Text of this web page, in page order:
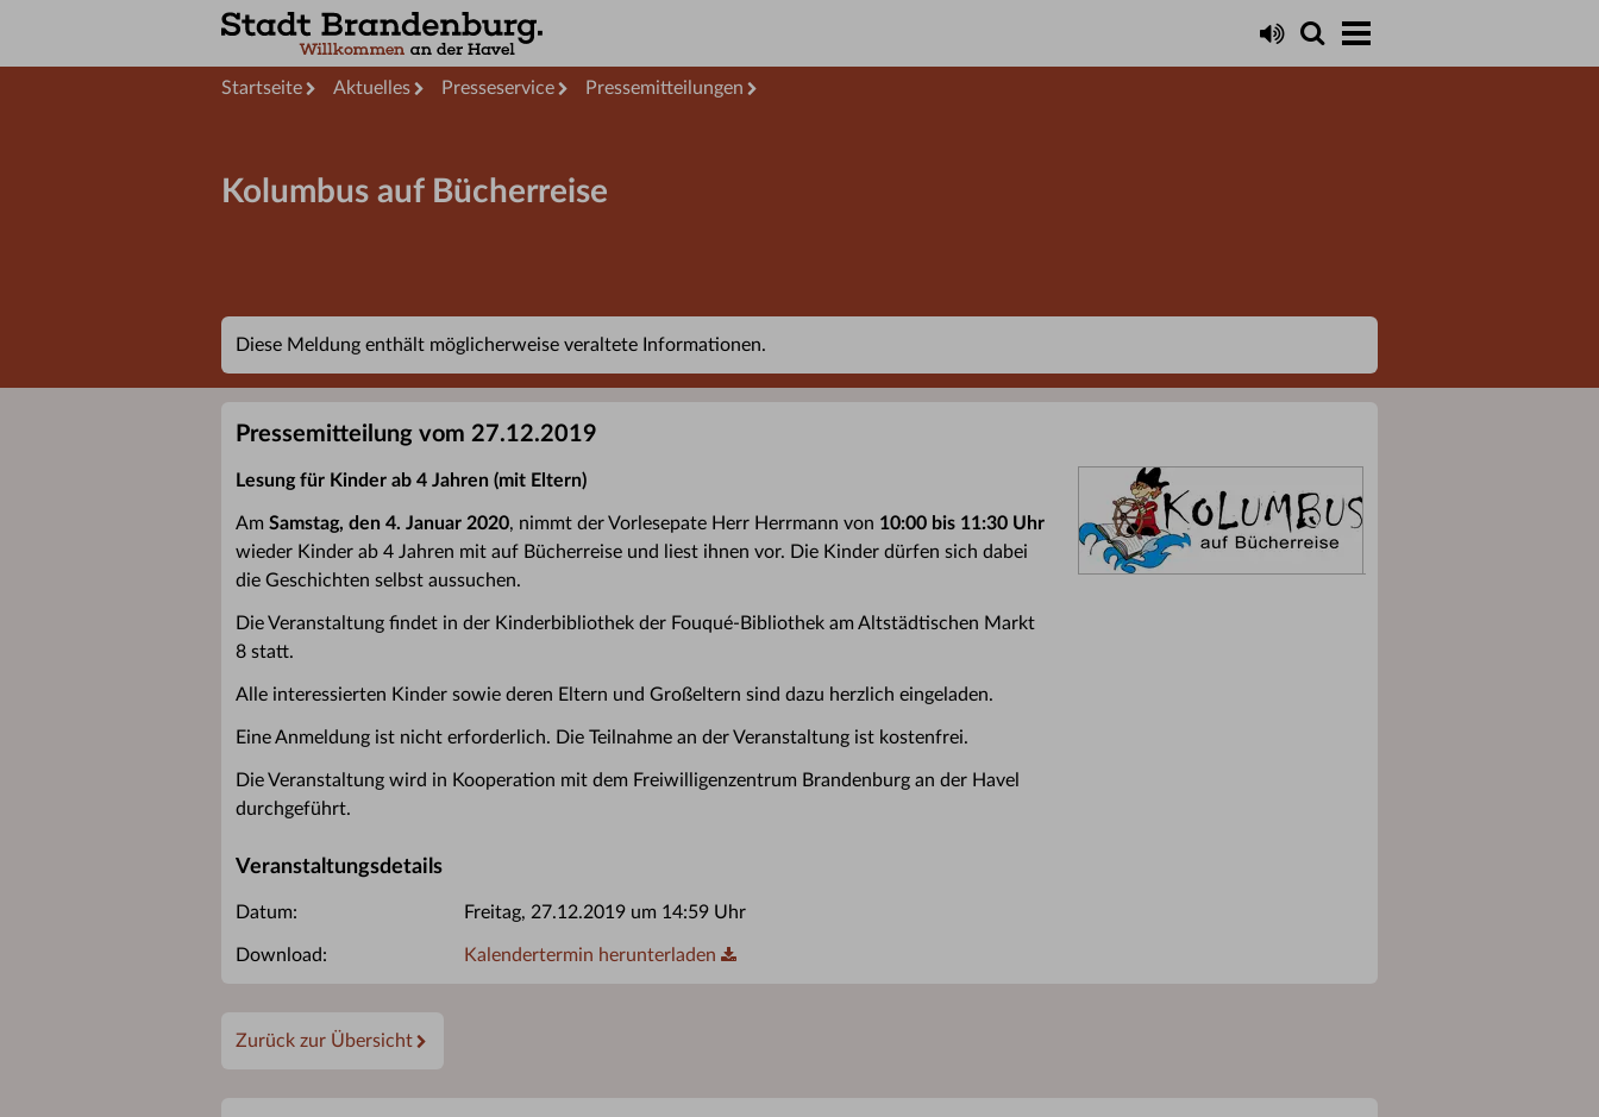
Startseite Aktuelles Presseservice Pressemitteilungen
Kolumbus auf Bücherreise
Diese Meldung enthält möglicherweise veraltete Informationen.
Pressemitteilung vom 27.12.2019
Lesung für Kinder ab 4 Jahren (mit Eltern)
Am Samstag, den 4. Januar 2020, nimmt der Vorlesepate Herr Herrmann von 10:00 bis 11:30 Uhr
wieder Kinder ab 4 Jahren mit auf Bücherreise und liest ihnen vor. Die Kinder dürfen sich dabei
die Geschichten selbst aussuchen.
Die Veranstaltung findet in der Kinderbibliothek der Fouqué-Bibliothek am Altstädtischen Markt
8 statt.
Alle interessierten Kinder sowie deren Eltern und Großeltern sind dazu herzlich eingeladen.
Eine Anmeldung ist nicht erforderlich. Die Teilnahme an der Veranstaltung ist kostenfrei.
Die Veranstaltung wird in Kooperation mit dem Freiwilligenzentrum Brandenburg an der Havel
durchgeführt.
Veranstaltungsdetails
Datum: Freitag, 27.12.2019 um 14:59 Uhr
Download: Kalendertermin herunterladen
Zurück zur Übersicht